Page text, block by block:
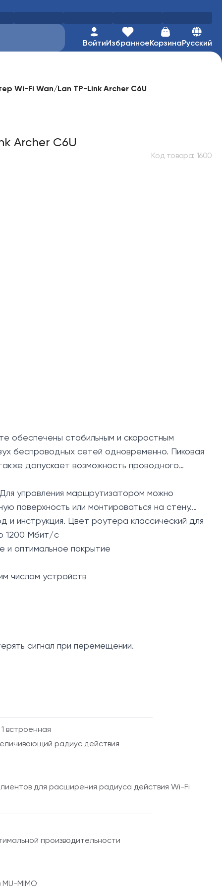
ВойтиИзбранноеКорзинаРусский
Wi-Fi Wan/Lan TP-Link Archer C6U
Archer C6U
Код товара: 1600
обеспечены стабильным и скоростным
беспроводных сетей одновременно. Пиковая
допускает возможность проводного
управления маршрутизатором можно
поверхность или монтироваться на стену.
и инструкция. Цвет роутера классический для
1200 Мбит/с
и оптимальное покрытие
числом устройств
сигнал при перемещении.
встроенная
радиус действия
для расширения радиуса действия Wi-Fi
производительности
MIMO